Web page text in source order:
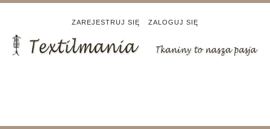
ZAREJESTRUJ SIĘ ZALOGUJ SIĘ